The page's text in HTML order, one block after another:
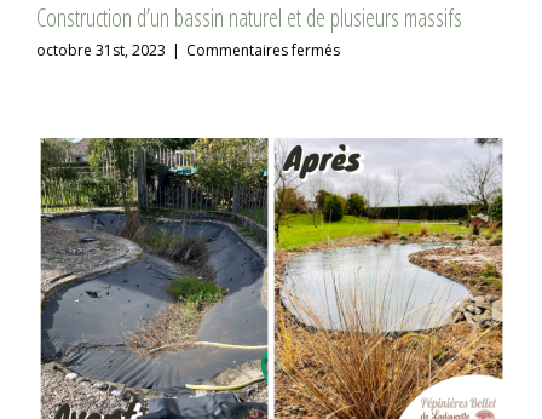
Construction d’un bassin naturel et de plusieurs massifs
octobre 31st, 2023 | Commentaires ferméssur
naturel
et
de
plusieurs
massifs